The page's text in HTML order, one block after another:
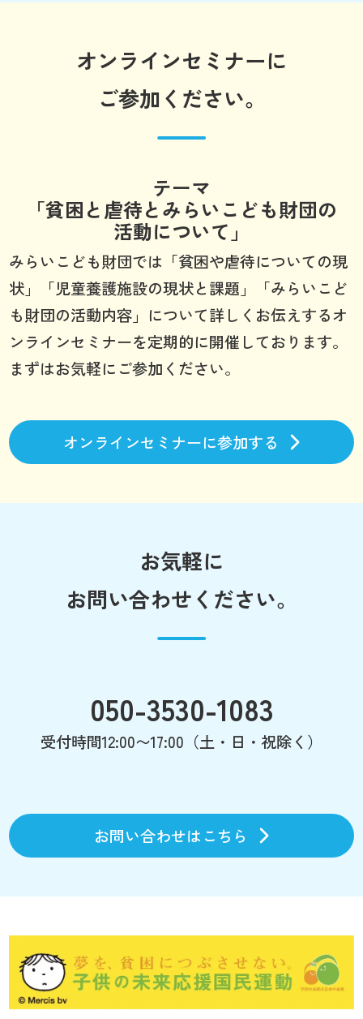
オンラインセミナーに
ご参加ください。
テーマ
「貧困と虐待とみらいこども財団の
活動について」
みらいこども財団では「貧困や虐待についての現
状」「児童養護施設の現状と課題」「みらいこど
も財団の活動内容」について詳しくお伝えするオ
ンラインセミナーを定期的に開催しております。
まずはお気軽にご参加ください。
オンラインセミナーに参加する
お気軽に
お問い合わせください。
050-3530-1083
受付時間12:00〜17:00（土・日・祝除く）
お問い合わせはこちら